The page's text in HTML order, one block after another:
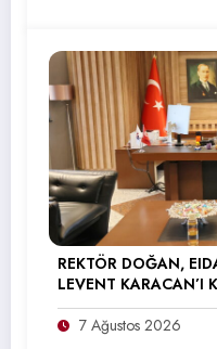
REKTÖR DOĞAN,
LEVENT KARACAN’I
7 Ağustos 2026